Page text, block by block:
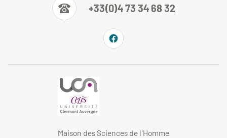
+33(0)4 73 34 68 32
Maison des Sciences de l'Homme